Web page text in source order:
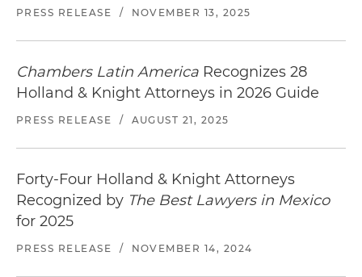
PRESS RELEASE / NOVEMBER 13, 2025
Chambers Latin America Recognizes 28
Holland & Knight Attorneys in 2026 Guide
PRESS RELEASE / AUGUST 21, 2025
Forty-Four Holland & Knight Attorneys
Recognized by The Best Lawyers in Mexico
for 2025
PRESS RELEASE / NOVEMBER 14, 2024